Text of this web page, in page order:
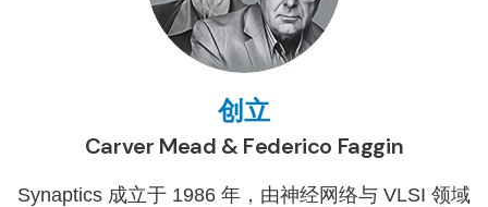
创立
Carver Mead & Federico Faggin
Synaptics 成立于 1986 年，由神经网络与 VLSI 领域